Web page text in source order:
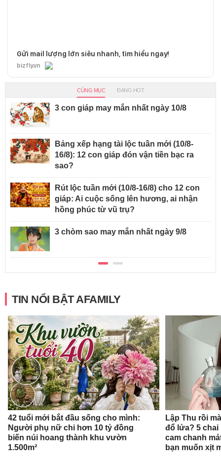
Gửi mail lượng lớn siêu nhanh, tìm hiểu ngay!
bizfly.vn
CÙNG MỤC ĐANG HOT
3 con giáp may mắn nhất ngày 10/8
Bảng xếp hạng tài lộc tuần mới (10/8-
16/8): 12 con giáp đón vận tiền bạc ra
sao?
Rút lộc tuần mới (10/8-16/8) cho 12 con
giáp: Ai cuộc sống lên hương, ai nhận
hồng phúc từ vũ trụ?
3 chòm sao may mắn nhất ngày 9/8
TIN NỔI BẬT AFAMILY
42 tuổi mới bắt đầu sống cho mình:
Người phụ nữ chi hơn 10 tỷ đồng
biến núi hoang thành khu vườn
1.500m²
Lập Thu rồi
đổ lửa? 5
cam chanh
bạn muốn xịt